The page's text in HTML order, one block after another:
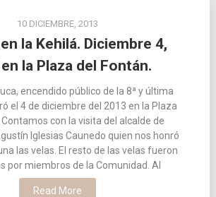
10 DICIEMBRE, 2013
la Kehilá. Diciembre 4,
la Plaza del Fontán.
encendido público de la 8ª y última
el 4 de diciembre del 2013 en la Plaza
con la visita del alcalde de
Iglesias Caunedo quien nos honró
las velas. El resto de las velas fueron
por miembros de la Comunidad. Al
Read More